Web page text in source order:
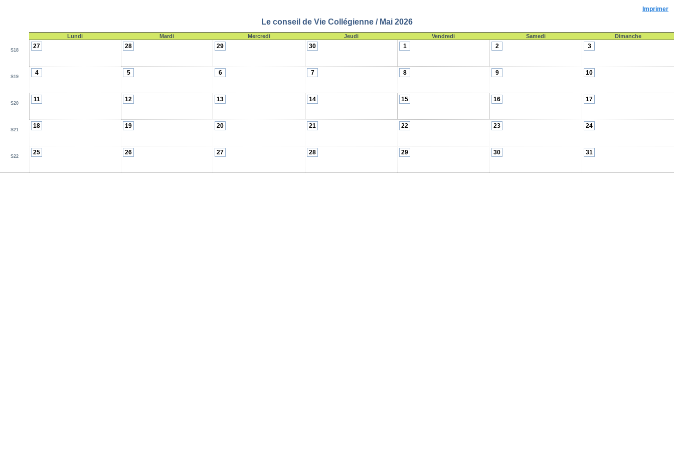
Imprimer
Le conseil de Vie Collégienne / Mai 2026
Lundi Mardi Mercredi Jeudi Vendredi Samedi Dimanche
S18
27 28 29 30 1 2 3
S19
4 5 6 7 8 9 10
S20
11 12 13 14 15 16 17
S21
18 19 20 21 22 23 24
S22
25 26 27 28 29 30 31